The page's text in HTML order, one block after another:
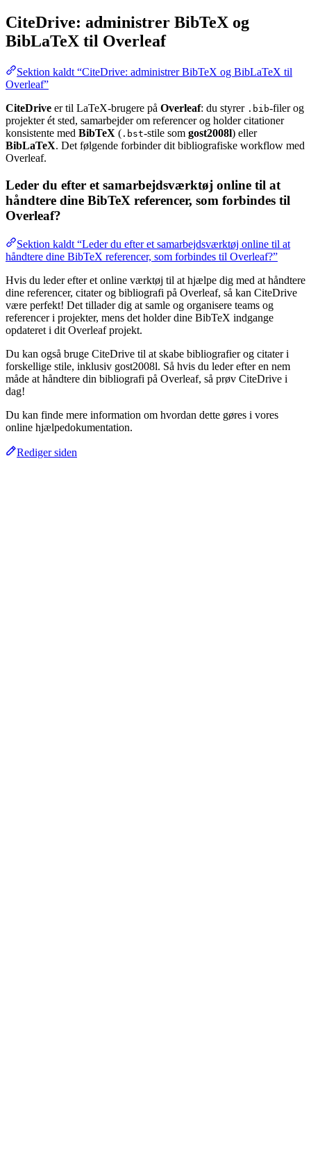
CiteDrive: administrer BibTeX og
BibLaTeX til Overleaf
Sektion kaldt “CiteDrive: administrer BibTeX og BibLaTeX til
Overleaf”
CiteDrive er til LaTeX-brugere på Overleaf: du styrer .bib-filer og
projekter ét sted, samarbejder om referencer og holder citationer
konsistente med BibTeX ( .bst-stile som gost2008l) eller
BibLaTeX. Det følgende forbinder dit bibliografiske workflow med
Overleaf.
Leder du efter et samarbejdsværktøj online til at
håndtere dine BibTeX referencer, som forbindes til
Overleaf?
Sektion kaldt “Leder du efter et samarbejdsværktøj online til at
håndtere dine BibTeX referencer, som forbindes til Overleaf?”
Hvis du leder efter et online værktøj til at hjælpe dig med at håndtere
dine referencer, citater og bibliografi på Overleaf, så kan CiteDrive
være perfekt! Det tillader dig at samle og organisere teams og
referencer i projekter, mens det holder dine BibTeX indgange
opdateret i dit Overleaf projekt.
Du kan også bruge CiteDrive til at skabe bibliografier og citater i
forskellige stile, inklusiv gost2008l. Så hvis du leder efter en nem
måde at håndtere din bibliografi på Overleaf, så prøv CiteDrive i
dag!
Du kan finde mere information om hvordan dette gøres i vores
online hjælpedokumentation.
Rediger siden